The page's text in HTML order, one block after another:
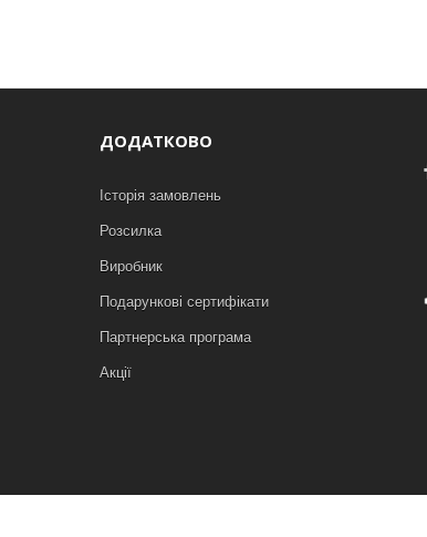
ДОДАТКОВО
Історія замовлень
Розсилка
Виробник
Подарункові сертифікати
Партнерська програма
Акції